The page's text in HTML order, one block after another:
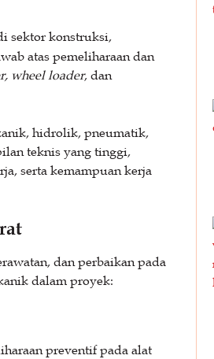
sektor konstruksi,
atas pemeliharaan dan
wheel loader, dan
hidrolik, pneumatik,
teknis yang tinggi,
serta kemampuan kerja
dan perbaikan pada
dalam proyek:
preventif pada alat